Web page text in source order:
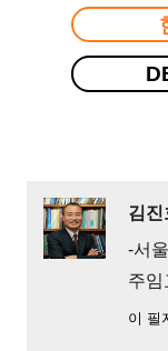
김진
-서
주임
이 필